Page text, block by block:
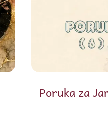
Poruka za